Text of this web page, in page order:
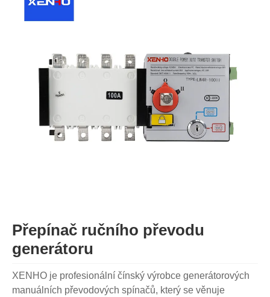
Přepínač ručního převodu
generátoru
XENHO je profesionální čínský výrobce generátorových
manuálních převodových spínačů, který se věnuje